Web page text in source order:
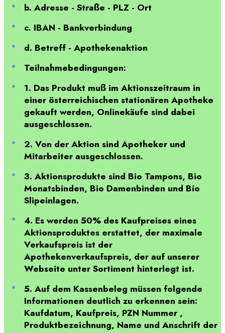
b. Adresse - Straße - PLZ - Ort
c. IBAN - Bankverbindung
d. Betreff - Apothekenaktion
Teilnahmebedingungen:
1. Das Produkt muß im Aktionszeitraum in
einer österreichischen stationären Apotheke
gekauft werden, Onlinekäufe sind dabei
ausgeschlossen.
2. Von der Aktion sind Apotheker und
Mitarbeiter ausgeschlossen.
3. Aktionsprodukte sind Bio Tampons, Bio
Monatsbinden, Bio Damenbinden und Bio
Slipeinlagen.
4. Es werden 50% des Kaufpreises eines
Aktionsproduktes erstattet, der maximale
Verkaufspreis ist der
Apothekenverkaufspreis, der auf unserer
Webseite unter Sortiment hinterlegt ist.
5. Auf dem Kassenbeleg müssen folgende
Informationen deutlich zu erkennen sein:
Kaufdatum, Kaufpreis, PZN Nummer ,
Produktbezeichnung, Name und Anschrift der